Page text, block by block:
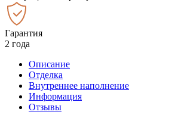
Гарантия
2 года
Описание
Отделка
Внутреннее наполнение
Информация
Отзывы